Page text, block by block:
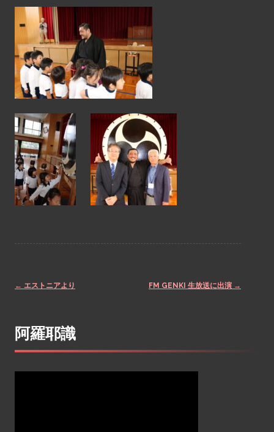
navigation
← エストニアより FM GENKI 生放送に出演 →
阿羅耶識